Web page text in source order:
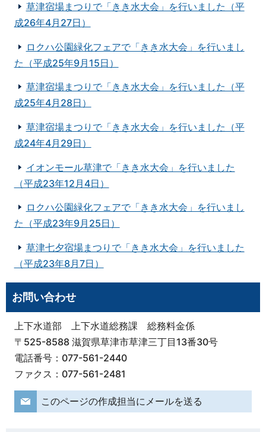
草津宿場まつりで「きき水大会」を行いました（平
成26年4月27日）
ロクハ公園緑化フェアで「きき水大会」を行いまし
た（平成25年9月15日）
草津宿場まつりで「きき水大会」を行いました（平
成25年4月28日）
草津宿場まつりで「きき水大会」を行いました（平
成24年4月29日）
イオンモール草津で「きき水大会」を行いました
（平成23年12月4日）
ロクハ公園緑化フェアで「きき水大会」を行いまし
た（平成23年9月25日）
草津七夕宿場まつりで「きき水大会」を行いました
（平成23年8月7日）
お問い合わせ
上下水道部 上下水道総務課 総務料金係
〒525-8588 滋賀県草津市草津三丁目13番30号
電話番号：077-561-2440
ファクス：077-561-2481
このページの作成担当にメールを送る